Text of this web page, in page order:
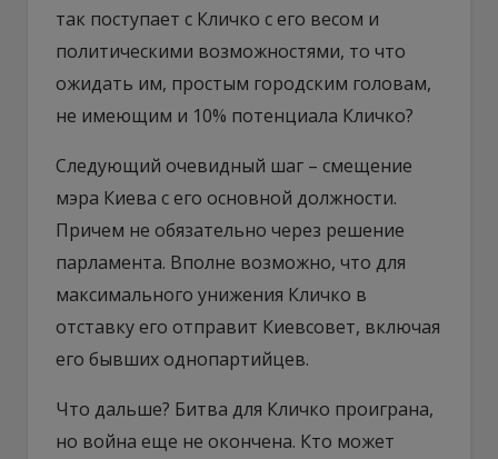
так поступает с Кличко с его весом и
политическими возможностями, то что
ожидать им, простым городским головам,
не имеющим и 10% потенциала Кличко?
Следующий очевидный шаг – смещение
мэра Киева с его основной должности.
Причем не обязательно через решение
парламента. Вполне возможно, что для
максимального унижения Кличко в
отставку его отправит Киевсовет, включая
его бывших однопартийцев.
Что дальше? Битва для Кличко проиграна,
но война еще не окончена. Кто может